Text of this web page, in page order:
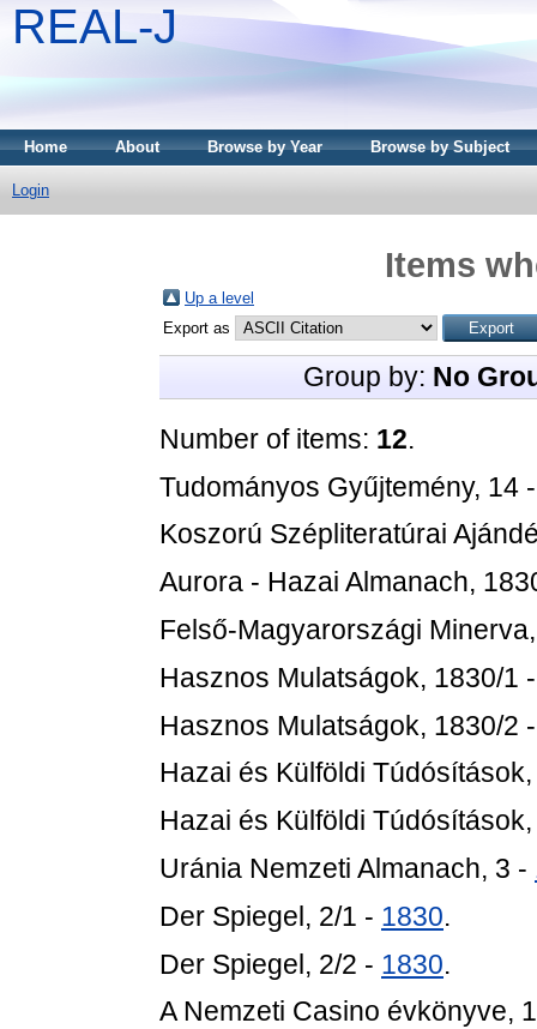
REAL-J
Home About Browse by Year Browse by Subject
Login
Items
Up a level
Export as
Group by: No
Number of items: 12.
Tudományos Gyűjtemény, 14
Koszorú Szépliteratúrai
Aurora - Hazai Almanach,
Felső-Magyarországi
Hasznos Mulatságok, 1830/1
Hasznos Mulatságok, 1830/2
Hazai és Külföldi
Hazai és Külföldi
Uránia Nemzeti Almanach, 3 -
Der Spiegel, 2/1 - 1830.
Der Spiegel, 2/2 - 1830.
A Nemzeti Casino évkönyve,